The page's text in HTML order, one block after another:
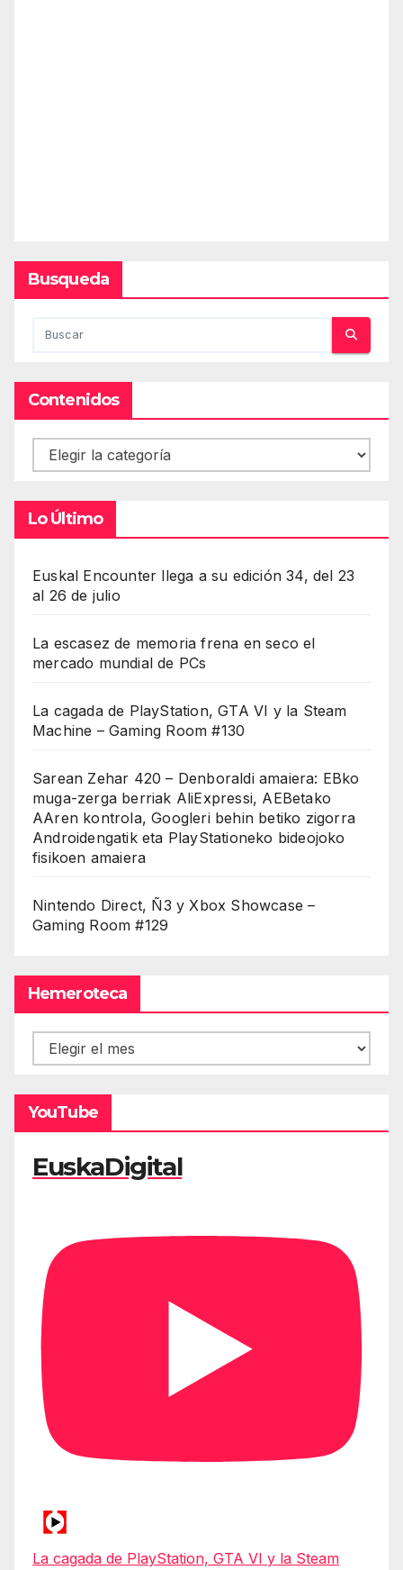
Busqueda
Contenidos
Contenidos
Lo Último
Euskal Encounter llega a su edición 34, del 23
al 26 de julio
La escasez de memoria frena en seco el
mercado mundial de PCs
La cagada de PlayStation, GTA VI y la Steam
Machine – Gaming Room #130
Sarean Zehar 420 – Denboraldi amaiera: EBko
muga-zerga berriak AliExpressi, AEBetako
AAren kontrola, Googleri behin betiko zigorra
Androidengatik eta PlayStationeko bideojoko
fisikoen amaiera
Nintendo Direct, Ñ3 y Xbox Showcase –
Gaming Room #129
Hemeroteca
Hemeroteca
YouTube
EuskaDigital
La cagada de PlayStation, GTA VI y la Steam